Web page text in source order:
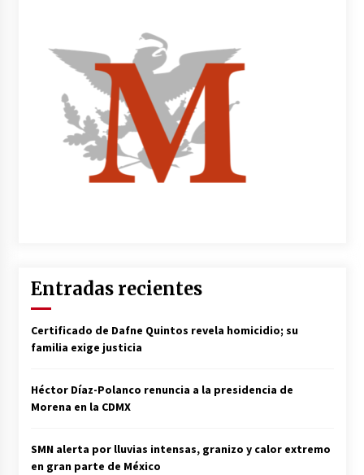
Entradas recientes
Certificado de Dafne Quintos revela homicidio; su
familia exige justicia
Héctor Díaz-Polanco renuncia a la presidencia de
Morena en la CDMX
SMN alerta por lluvias intensas, granizo y calor extremo
en gran parte de México